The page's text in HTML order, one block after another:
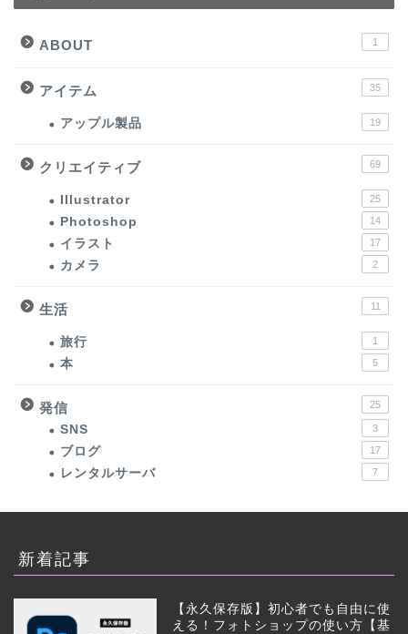
ABOUT 1
アイテム 35
アップル製品 19
クリエイティブ 69
Illustrator 25
Photoshop 14
イラスト 17
カメラ 2
生活 11
旅行 1
本 5
発信 25
SNS 3
ブログ 17
レンタルサーバ 7
新着記事
【永久保存版】初心者でも自由に使
える！フォトショップの使い方【基